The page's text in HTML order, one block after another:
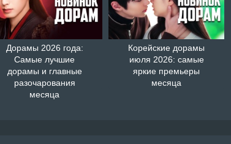
Дорамы 2026 года:
Самые лучшие
дорамы и главные
разочарования
месяца
Корейские дорамы
июля 2026: самые
яркие премьеры
месяца